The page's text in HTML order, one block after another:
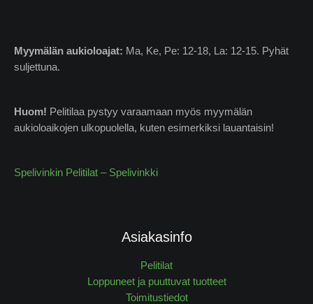
Myymälän aukioloajat: Ma, Ke, Pe: 12-18, La: 12-15. Pyhät
suljettuna.
Huom! Pelitilaa pystyy varaamaan myös myymälän
aukioloaikojen ulkopuolella, kuten esimerkiksi lauantaisin!
Spelivinkin Pelitilat – Spelivinkki
Asiakasinfo
Pelitilat
Loppuneet ja puuttuvat tuotteet
Toimitustiedot